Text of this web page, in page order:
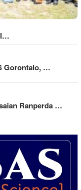
I…
Gorontalo, …
Ranperda …